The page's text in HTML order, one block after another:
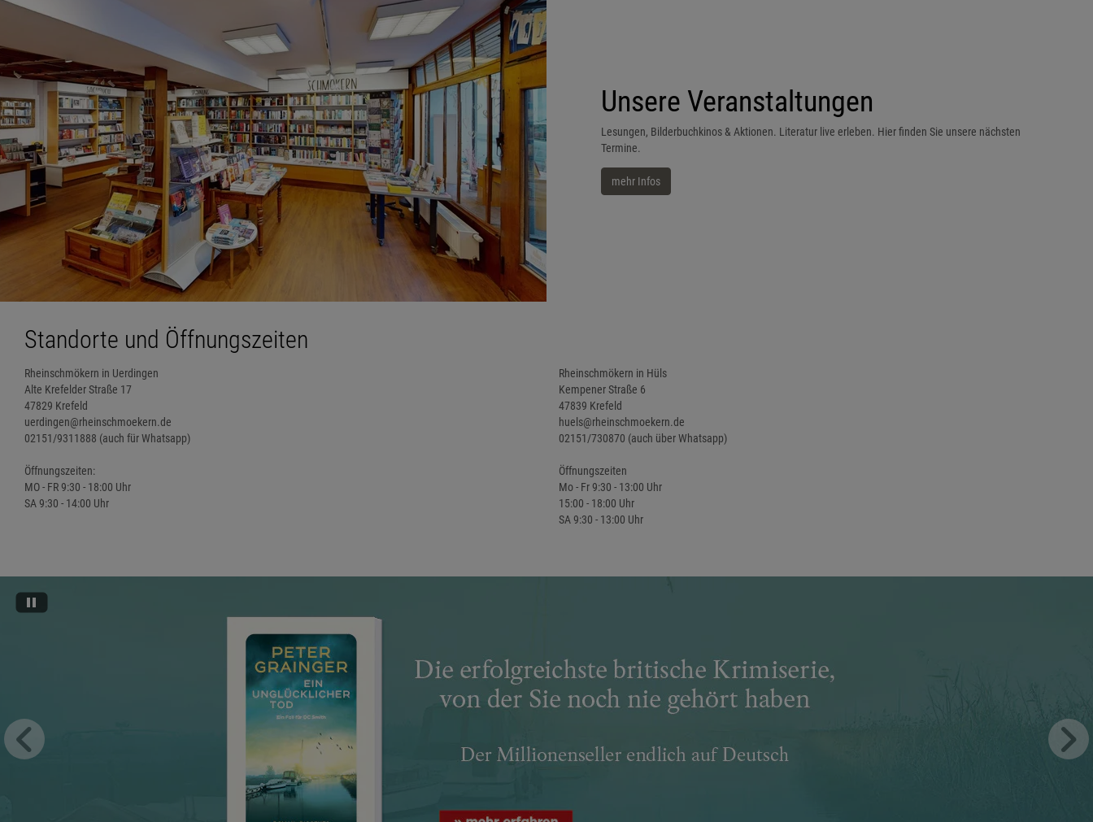
Unsere Veranstaltungen
Lesungen, Bilderbuchkinos & Aktionen. Literatur live erleben. Hier finden Sie unsere nächsten
Termine.
mehr Infos
Standorte und Öffnungszeiten
Rheinschmökern in Uerdingen
Alte Krefelder Straße 17
47829 Krefeld
uerdingen@rheinschmoekern.de
02151/9311888 (auch für Whatsapp)
Öffnungszeiten:
MO - FR 9:30 - 18:00 Uhr
SA 9:30 - 14:00 Uhr
Rheinschmökern in Hüls
Kempener Straße 6
47839 Krefeld
huels@rheinschmoekern.de
02151/730870 (auch über Whatsapp)
Öffnungszeiten
Mo - Fr 9:30 - 13:00 Uhr
15:00 - 18:00 Uhr
SA 9:30 - 13:00 Uhr